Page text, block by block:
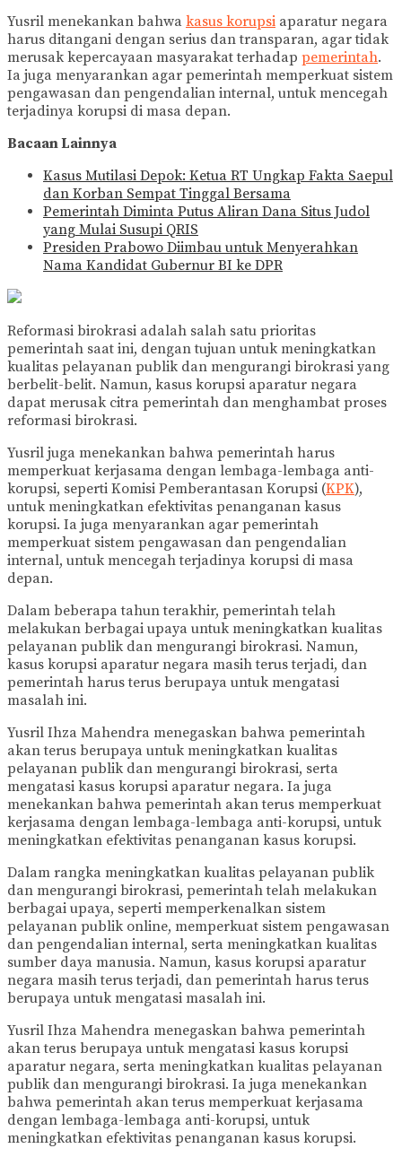
Yusril menekankan bahwa kasus korupsi aparatur negara
harus ditangani dengan serius dan transparan, agar tidak
merusak kepercayaan masyarakat terhadap pemerintah.
Ia juga menyarankan agar pemerintah memperkuat sistem
pengawasan dan pengendalian internal, untuk mencegah
terjadinya korupsi di masa depan.
Bacaan Lainnya
Kasus Mutilasi Depok: Ketua RT Ungkap Fakta Saepul
dan Korban Sempat Tinggal Bersama
Pemerintah Diminta Putus Aliran Dana Situs Judol
yang Mulai Susupi QRIS
Presiden Prabowo Diimbau untuk Menyerahkan
Nama Kandidat Gubernur BI ke DPR
Reformasi birokrasi adalah salah satu prioritas
pemerintah saat ini, dengan tujuan untuk meningkatkan
kualitas pelayanan publik dan mengurangi birokrasi yang
berbelit-belit. Namun, kasus korupsi aparatur negara
dapat merusak citra pemerintah dan menghambat proses
reformasi birokrasi.
Yusril juga menekankan bahwa pemerintah harus
memperkuat kerjasama dengan lembaga-lembaga anti-
korupsi, seperti Komisi Pemberantasan Korupsi (KPK),
untuk meningkatkan efektivitas penanganan kasus
korupsi. Ia juga menyarankan agar pemerintah
memperkuat sistem pengawasan dan pengendalian
internal, untuk mencegah terjadinya korupsi di masa
depan.
Dalam beberapa tahun terakhir, pemerintah telah
melakukan berbagai upaya untuk meningkatkan kualitas
pelayanan publik dan mengurangi birokrasi. Namun,
kasus korupsi aparatur negara masih terus terjadi, dan
pemerintah harus terus berupaya untuk mengatasi
masalah ini.
Yusril Ihza Mahendra menegaskan bahwa pemerintah
akan terus berupaya untuk meningkatkan kualitas
pelayanan publik dan mengurangi birokrasi, serta
mengatasi kasus korupsi aparatur negara. Ia juga
menekankan bahwa pemerintah akan terus memperkuat
kerjasama dengan lembaga-lembaga anti-korupsi, untuk
meningkatkan efektivitas penanganan kasus korupsi.
Dalam rangka meningkatkan kualitas pelayanan publik
dan mengurangi birokrasi, pemerintah telah melakukan
berbagai upaya, seperti memperkenalkan sistem
pelayanan publik online, memperkuat sistem pengawasan
dan pengendalian internal, serta meningkatkan kualitas
sumber daya manusia. Namun, kasus korupsi aparatur
negara masih terus terjadi, dan pemerintah harus terus
berupaya untuk mengatasi masalah ini.
Yusril Ihza Mahendra menegaskan bahwa pemerintah
akan terus berupaya untuk mengatasi kasus korupsi
aparatur negara, serta meningkatkan kualitas pelayanan
publik dan mengurangi birokrasi. Ia juga menekankan
bahwa pemerintah akan terus memperkuat kerjasama
dengan lembaga-lembaga anti-korupsi, untuk
meningkatkan efektivitas penanganan kasus korupsi.